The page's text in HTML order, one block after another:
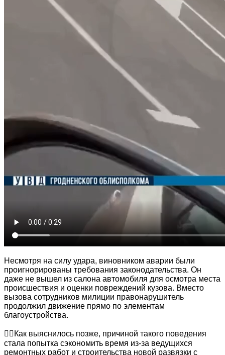
Несмотря на силу удара, виновником аварии были
проигнорированы требования законодательства. Он
даже не вышел из салона автомобиля для осмотра места
происшествия и оценки повреждений кузова. Вместо
вызова сотрудников милиции правонарушитель
продолжил движение прямо по элементам
благоустройства.
👮‍♂️Как выяснилось позже, причиной такого поведения
стала попытка сэкономить время из-за ведущихся
ремонтных работ и строительства новой развязки с